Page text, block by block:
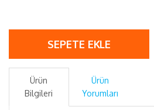
SEPETE EKLE
Ürün
Bilgileri
Ürün
Yorumları